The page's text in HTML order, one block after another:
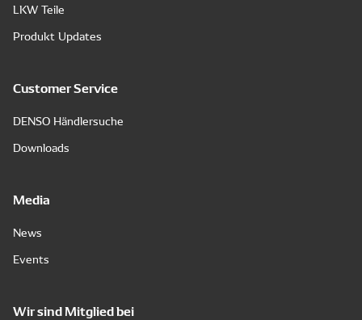
LKW Teile
Produkt Updates
Customer Service
DENSO Händlersuche
Downloads
Media
News
Events
Wir sind Mitglied bei